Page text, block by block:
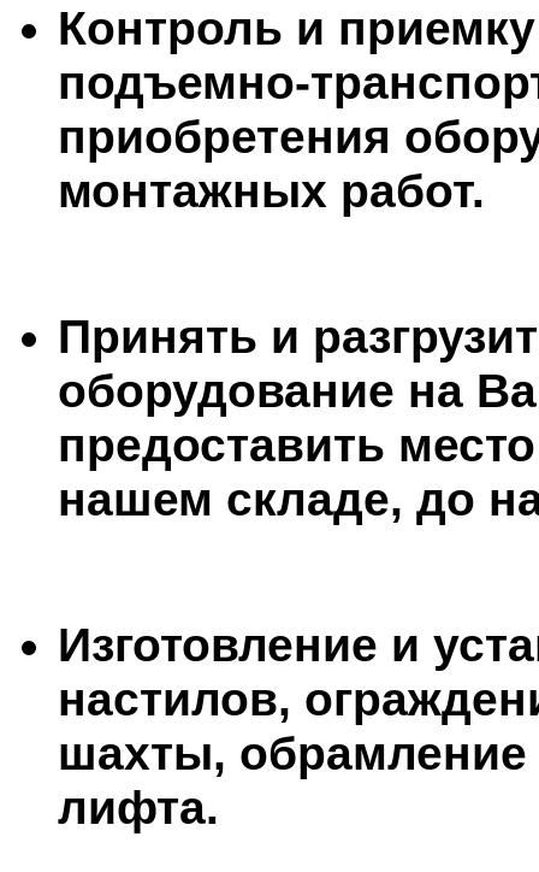
Контроль и
подъемно-
приобретения
монтажных работ.
Принять и
оборудование на
предоставить
нашем складе, до
Изготовление и
настилов,
шахты,
лифта.